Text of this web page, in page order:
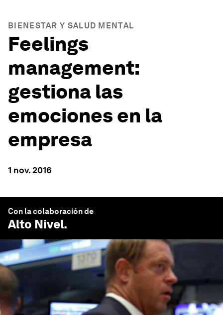
BIENESTAR Y SALUD MENTAL
Feelings
management:
gestiona las
emociones en la
empresa
1 nov. 2016
Con la colaboración de
Alto Nivel.